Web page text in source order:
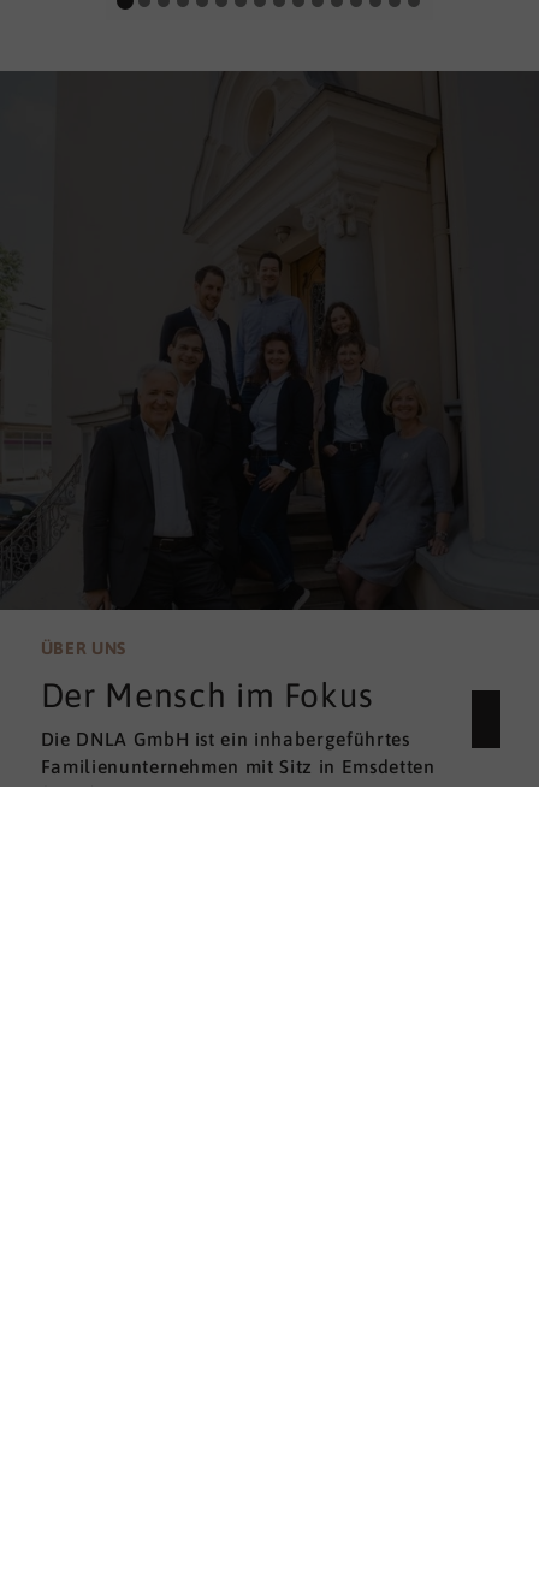
ÜBER UNS
Der Mensch im Fokus
Die DNLA GmbH ist ein inhabergeführtes
Familienunternehmen mit Sitz in Emsdetten
(NRW). Von hier aus unterstützen wir unsere